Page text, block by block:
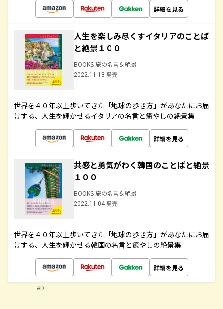
詳細を見る
人生を楽しみ尽くすイタリアのことば
と絶景１００
BOOKS 旅の名言＆絶景
2022.11.18 発売
世界を４０年以上歩いてきた「地球の歩き方」があなたにお届
けする、人生を輝かせるイタリアの名言と癒やしの絶景集
詳細を見る
共感と勇気がわく韓国のことばと絶景
１００
BOOKS 旅の名言＆絶景
2022.11.04 発売
世界を４０年以上歩いてきた「地球の歩き方」があなたにお届
けする、人生を輝かせる韓国の名言と癒やしの絶景集
詳細を見る
AD